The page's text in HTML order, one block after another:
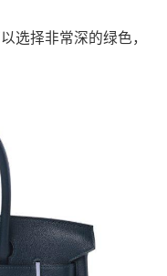
选择非常深的绿色，